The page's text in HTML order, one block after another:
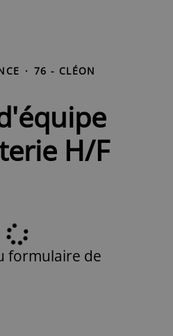
· 76 - CLÉON
H/F
formulaire de